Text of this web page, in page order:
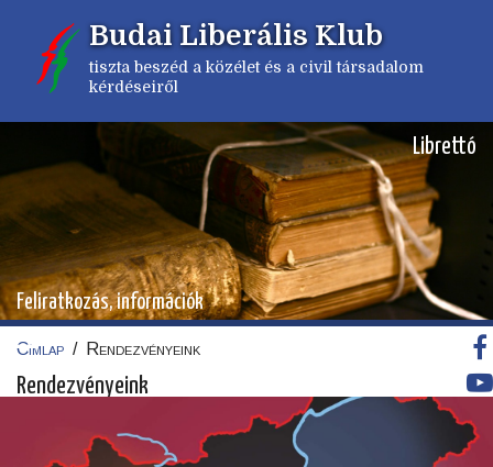
tartalomra
Budai Liberális Klub
tiszta beszéd a közélet és a civil társadalom
kérdéseiről
Librettó
Feliratkozás, információk
Címlap / Rendezvényeink
Rendezvényeink